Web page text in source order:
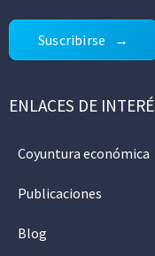
Suscribirse
ENLACES DE
Coyuntura económica
Publicaciones
Blog